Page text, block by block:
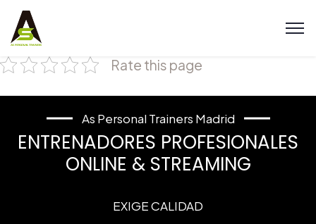
Rate this page
As Personal Trainers Madrid
ENTRENADORES PROFESIONALES
ONLINE & STREAMING
EXIGE CALIDAD